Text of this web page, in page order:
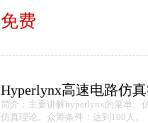
免费
Hyperlynx高速电路仿
简介：主要讲解hyperlynx的菜单、
仿真理论。众筹条件：达到100人。